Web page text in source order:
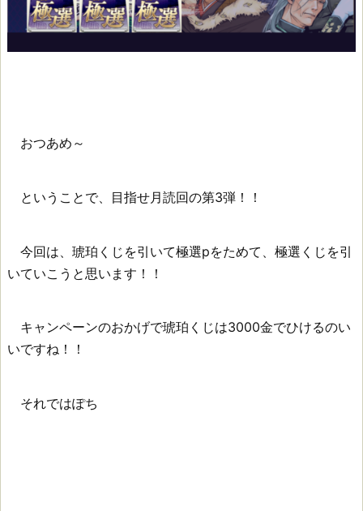
おつあめ～
ということで、目指せ月読回の第3弾！！
今回は、琥珀くじを引いて極選pをためて、極選くじを引
いていこうと思います！！
キャンペーンのおかげで琥珀くじは3000金でひけるのい
いですね！！
それではぽち